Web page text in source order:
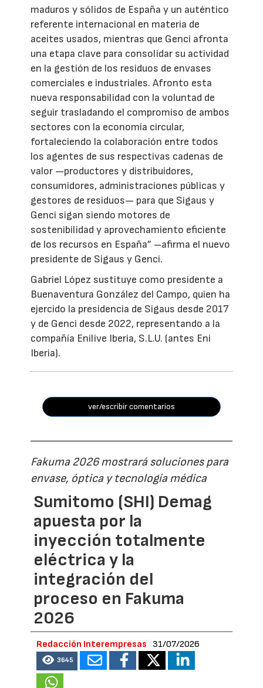
maduros y sólidos de España y un auténtico
referente internacional en materia de
aceites usados, mientras que Genci afronta
una etapa clave para consolidar su actividad
en la gestión de los residuos de envases
comerciales e industriales. Afronto esta
nueva responsabilidad con la voluntad de
seguir trasladando el compromiso de ambos
sectores con la economía circular,
fortaleciendo la colaboración entre todos
los agentes de sus respectivas cadenas de
valor —productores y distribuidores,
consumidores, administraciones públicas y
gestores de residuos— para que Sigaus y
Genci sigan siendo motores de
sostenibilidad y aprovechamiento eficiente
de los recursos en España” –afirma el nuevo
presidente de Sigaus y Genci.
Gabriel López sustituye como presidente a
Buenaventura González del Campo, quien ha
ejercido la presidencia de Sigaus desde 2017
y de Genci desde 2022, representando a la
compañía Enilive Iberia, S.L.U. (antes Eni
Iberia).
ver/escribir comentarios
Fakuma 2026 mostrará soluciones para
envase, óptica y tecnología médica
Sumitomo (SHI) Demag
apuesta por la
inyección totalmente
eléctrica y la
integración del
proceso en Fakuma
2026
Redacción Interempresas 31/07/2026
3645